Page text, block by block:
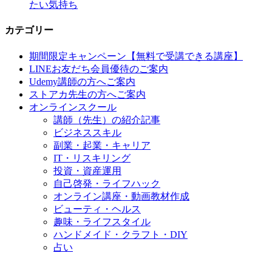
たい気持ち
カテゴリー
期間限定キャンペーン【無料で受講できる講座】
LINEお友だち会員優待のご案内
Udemy講師の方へご案内
ストアカ先生の方へご案内
オンラインスクール
講師（先生）の紹介記事
ビジネススキル
副業・起業・キャリア
IT・リスキリング
投資・資産運用
自己啓発・ライフハック
オンライン講座・動画教材作成
ビューティ・ヘルス
趣味・ライフスタイル
ハンドメイド・クラフト・DIY
占い